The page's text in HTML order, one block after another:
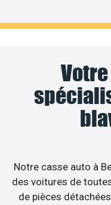
Notre casse auto à
des voitures de
de pièces